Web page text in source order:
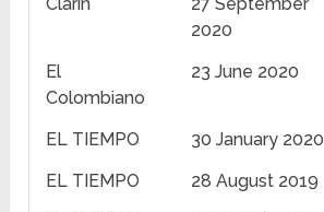
2020
El
Colombiano
23 June 2020
EL TIEMPO 30 January 2020
EL TIEMPO
28 August 2019